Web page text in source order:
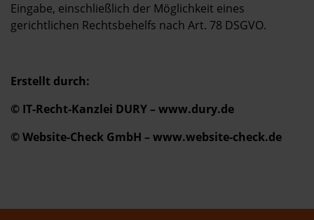
Eingabe, einschließlich der Möglichkeit eines
gerichtlichen Rechtsbehelfs nach Art. 78 DSGVO.
Erstellt durch:
© IT-Recht-Kanzlei DURY – www.dury.de
© Website-Check GmbH – www.website-check.de